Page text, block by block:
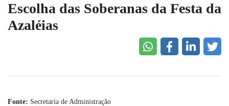
Escolha das Soberanas da Festa da
Azaléias
Fonte: Secretaria de Administração